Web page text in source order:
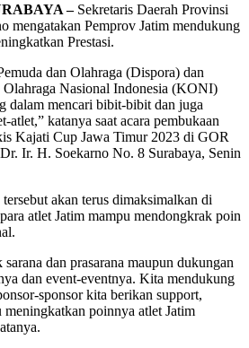
–Sekretaris Daerah Provinsi
mengatakan Pemprov Jatim mendukung
Prestasi.
dan Olahraga (Dispora) dan
Nasional Indonesia (KONI)
dalam mencari bibit-bibit dan juga
atlet,” katanya saat acara pembukaan
Kajati Cup Jawa Timur 2023 di GOR
Ir. H. Soekarno No. 8 Surabaya, Senin
akan terus dimaksimalkan di
atlet Jatim mampu mendongkrak poin
dan prasarana maupun dukungan
dan event-eventnya. Kita mendukung
sponsor kita berikan support,
meningkatkan poinnya atlet Jatim